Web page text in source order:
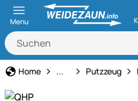
Menu
Home Pferdepflege
... Putzzeug